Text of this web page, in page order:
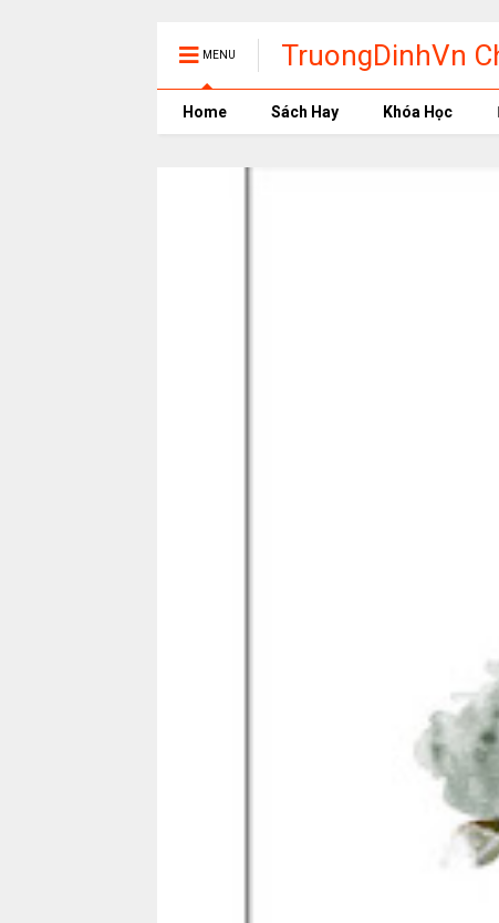
MENU
TruongDinhVn
phần mềm học
Home Sách Hay Khóa Học